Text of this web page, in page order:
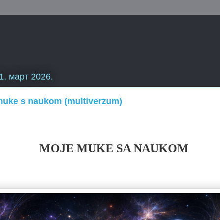
март 2026.
s naukom (multiverzum)
MOJE MUKE SA NAUKOM